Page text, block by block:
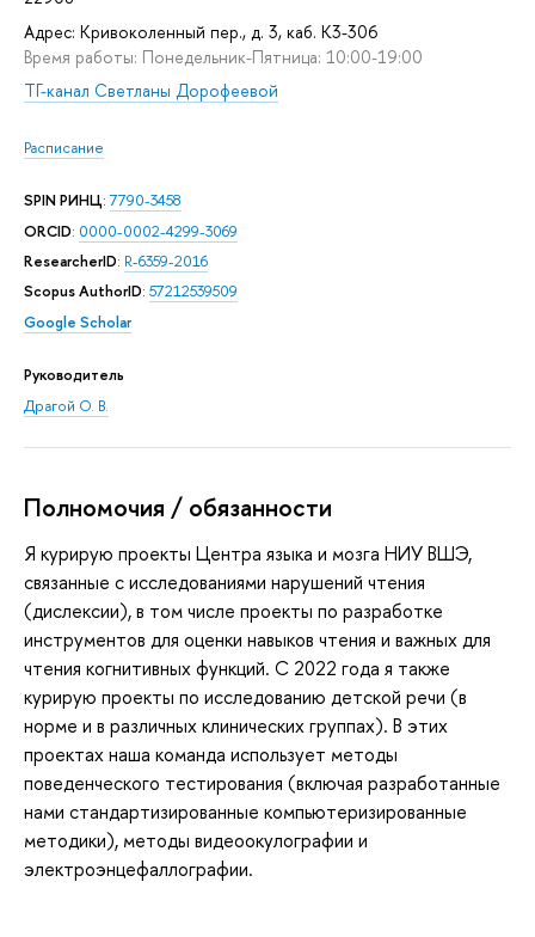
Адрес: Кривоколенный пер., д. 3, каб. К3-306
Время работы: Понедельник-Пятница: 10:00-19:00
ТГ-канал Светланы Дорофеевой
Расписание
SPIN РИНЦ:7790-3458
ORCID: 0000-0002-4299-3069
ResearcherID: R-6359-2016
Scopus AuthorID: 57212539509
Google Scholar
Руководитель
Драгой О. В.
Полномочия / обязанности
Я курирую проекты Центра языка и мозга НИУ ВШЭ,
связанные с исследованиями нарушений чтения
(дислексии), в том числе проекты по разработке
инструментов для оценки навыков чтения и важных для
чтения когнитивных функций. С 2022 года я также
курирую проекты по исследованию детской речи (в
норме и в различных клинических группах). В этих
проектах наша команда использует методы
поведенческого тестирования (включая разработанные
нами стандартизированные компьютеризированные
методики), методы видеоокулографии и
электроэнцефаллографии.